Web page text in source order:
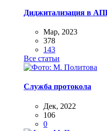
Диджитализация в
Мар, 2023
378
143
Все статьи
Служба протокола
Дек, 2022
106
0